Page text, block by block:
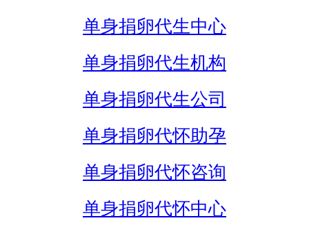
单身捐卵代生中心
单身捐卵代生机构
单身捐卵代生公司
单身捐卵代怀助孕
单身捐卵代怀咨询
单身捐卵代怀中心